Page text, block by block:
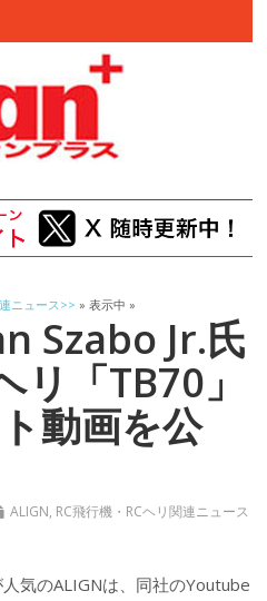
ニュース>> » 表示中 »
Szabo Jr.氏
リ「TB70」
動画を公
ALIGN, RC飛行機・RCヘリ関連ニュース
気のALIGNは、同社のYoutube